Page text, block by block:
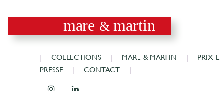
mare & martin
COLLECTIONS MARE & MARTIN
PRIX
PRESSE
CONTACT